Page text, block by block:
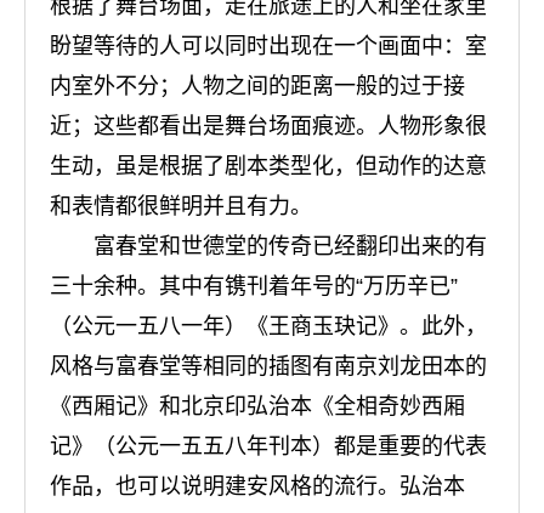
根据了舞台场面，走在旅途上的人和坐在家里
盼望等待的人可以同时出现在一个画面中：室
内室外不分；人物之间的距离一般的过于接
近；这些都看出是舞台场面痕迹。人物形象很
生动，虽是根据了剧本类型化，但动作的达意
和表情都很鲜明并且有力。
富春堂和世德堂的传奇已经翻印出来的有
三十余种。其中有镌刊着年号的“万历辛已”
（公元一五八一年）《王商玉玦记》。此外，
风格与富春堂等相同的插图有南京刘龙田本的
《西厢记》和北京印弘治本《全相奇妙西厢
记》（公元一五五八年刊本）都是重要的代表
作品，也可以说明建安风格的流行。弘治本